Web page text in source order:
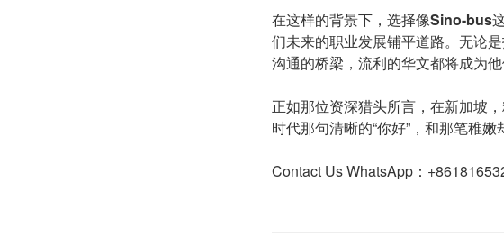
在这样的背景下，选择像Sino-bus
们未来的职业发展铺平道路。无论
沟通的桥梁，流利的华文都将成为他
正如那位资深猎头所言，在新加坡
时代那句清晰的“你好”，和那笔稚嫩
Contact Us WhatsApp：